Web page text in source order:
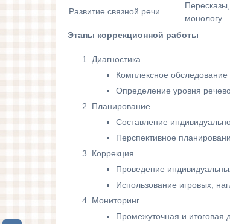
Развитие связной речи
монологу
Этапы коррекционной работы
Диагностика
Комплексное обследование
Определение уровня
Планирование
Составление
Перспективное
Коррекция
Проведение
Использование игровых,
Мониторинг
Промежуточная и итоговая